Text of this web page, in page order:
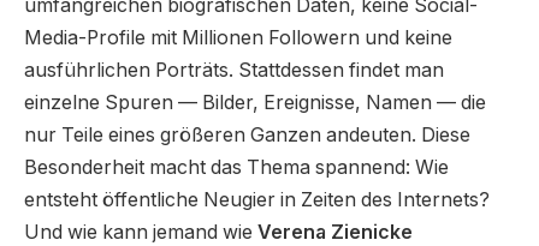
umfangreichen biografischen Daten, keine Social-
Media-Profile mit Millionen Followern und keine
ausführlichen Porträts. Stattdessen findet man
einzelne Spuren — Bilder, Ereignisse, Namen — die
nur Teile eines größeren Ganzen andeuten. Diese
Besonderheit macht das Thema spannend: Wie
entsteht öffentliche Neugier in Zeiten des Internets?
Und wie kann jemand wie Verena Zienicke